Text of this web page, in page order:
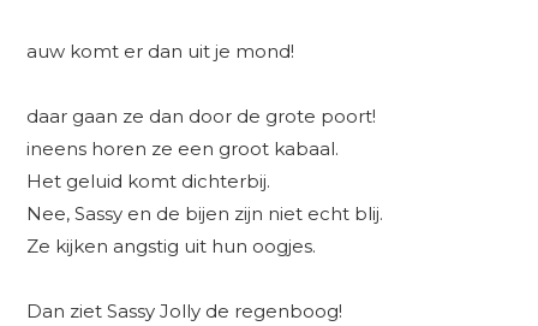
auw komt er dan uit je mond!
daar gaan ze dan door de grote poort!
ineens horen ze een groot kabaal.
Het geluid komt dichterbij.
Nee, Sassy en de bijen zijn niet echt blij.
Ze kijken angstig uit hun oogjes.
Dan ziet Sassy Jolly de regenboog!